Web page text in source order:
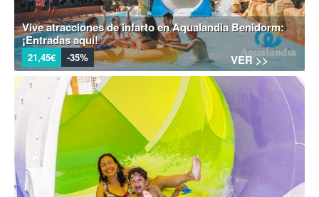
Vive atracciones de infarto en Aqualandia Benidorm:
¡Entradas aquí!
21,45€ -35% VER >>